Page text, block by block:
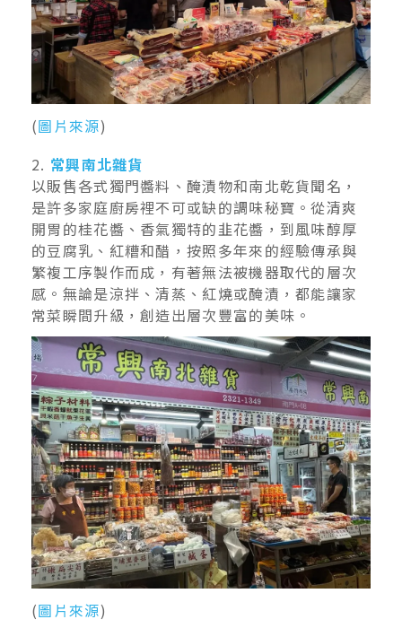
(圖片來源)
2. 常興南北雜貨
以販售各式獨門醬料、醃漬物和南北乾貨聞名，
是許多家庭廚房裡不可或缺的調味秘寶。從清爽
開胃的桂花醬、香氣獨特的韭花醬，到風味醇厚
的豆腐乳、紅糟和醋，按照多年來的經驗傳承與
繁複工序製作而成，有著無法被機器取代的層次
感。無論是涼拌、清蒸、紅燒或醃漬，都能讓家
常菜瞬間升級，創造出層次豐富的美味。
(圖片來源)